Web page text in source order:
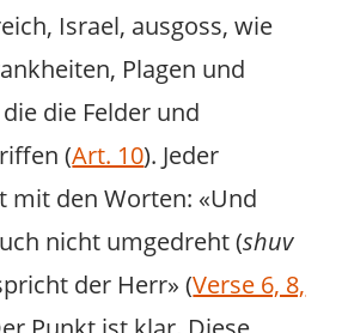
Israel, ausgoss, wie
Plagen und
die Felder und
(Art. 10). Jeder
mit den Worten: «Und
nicht umgedreht (shuv
der Herr» (Verse 6, 8,